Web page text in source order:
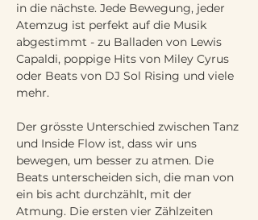
in die nächste. Jede Bewegung, jeder
Atemzug ist perfekt auf die Musik
abgestimmt - zu Balladen von Lewis
Capaldi, poppige Hits von Miley Cyrus
oder Beats von DJ Sol Rising und viele
mehr.
Der grösste Unterschied zwischen Tanz
und Inside Flow ist, dass wir uns
bewegen, um besser zu atmen. Die
Beats unterscheiden sich, die man von
ein bis acht durchzählt, mit der
Atmung. Die ersten vier Zählzeiten